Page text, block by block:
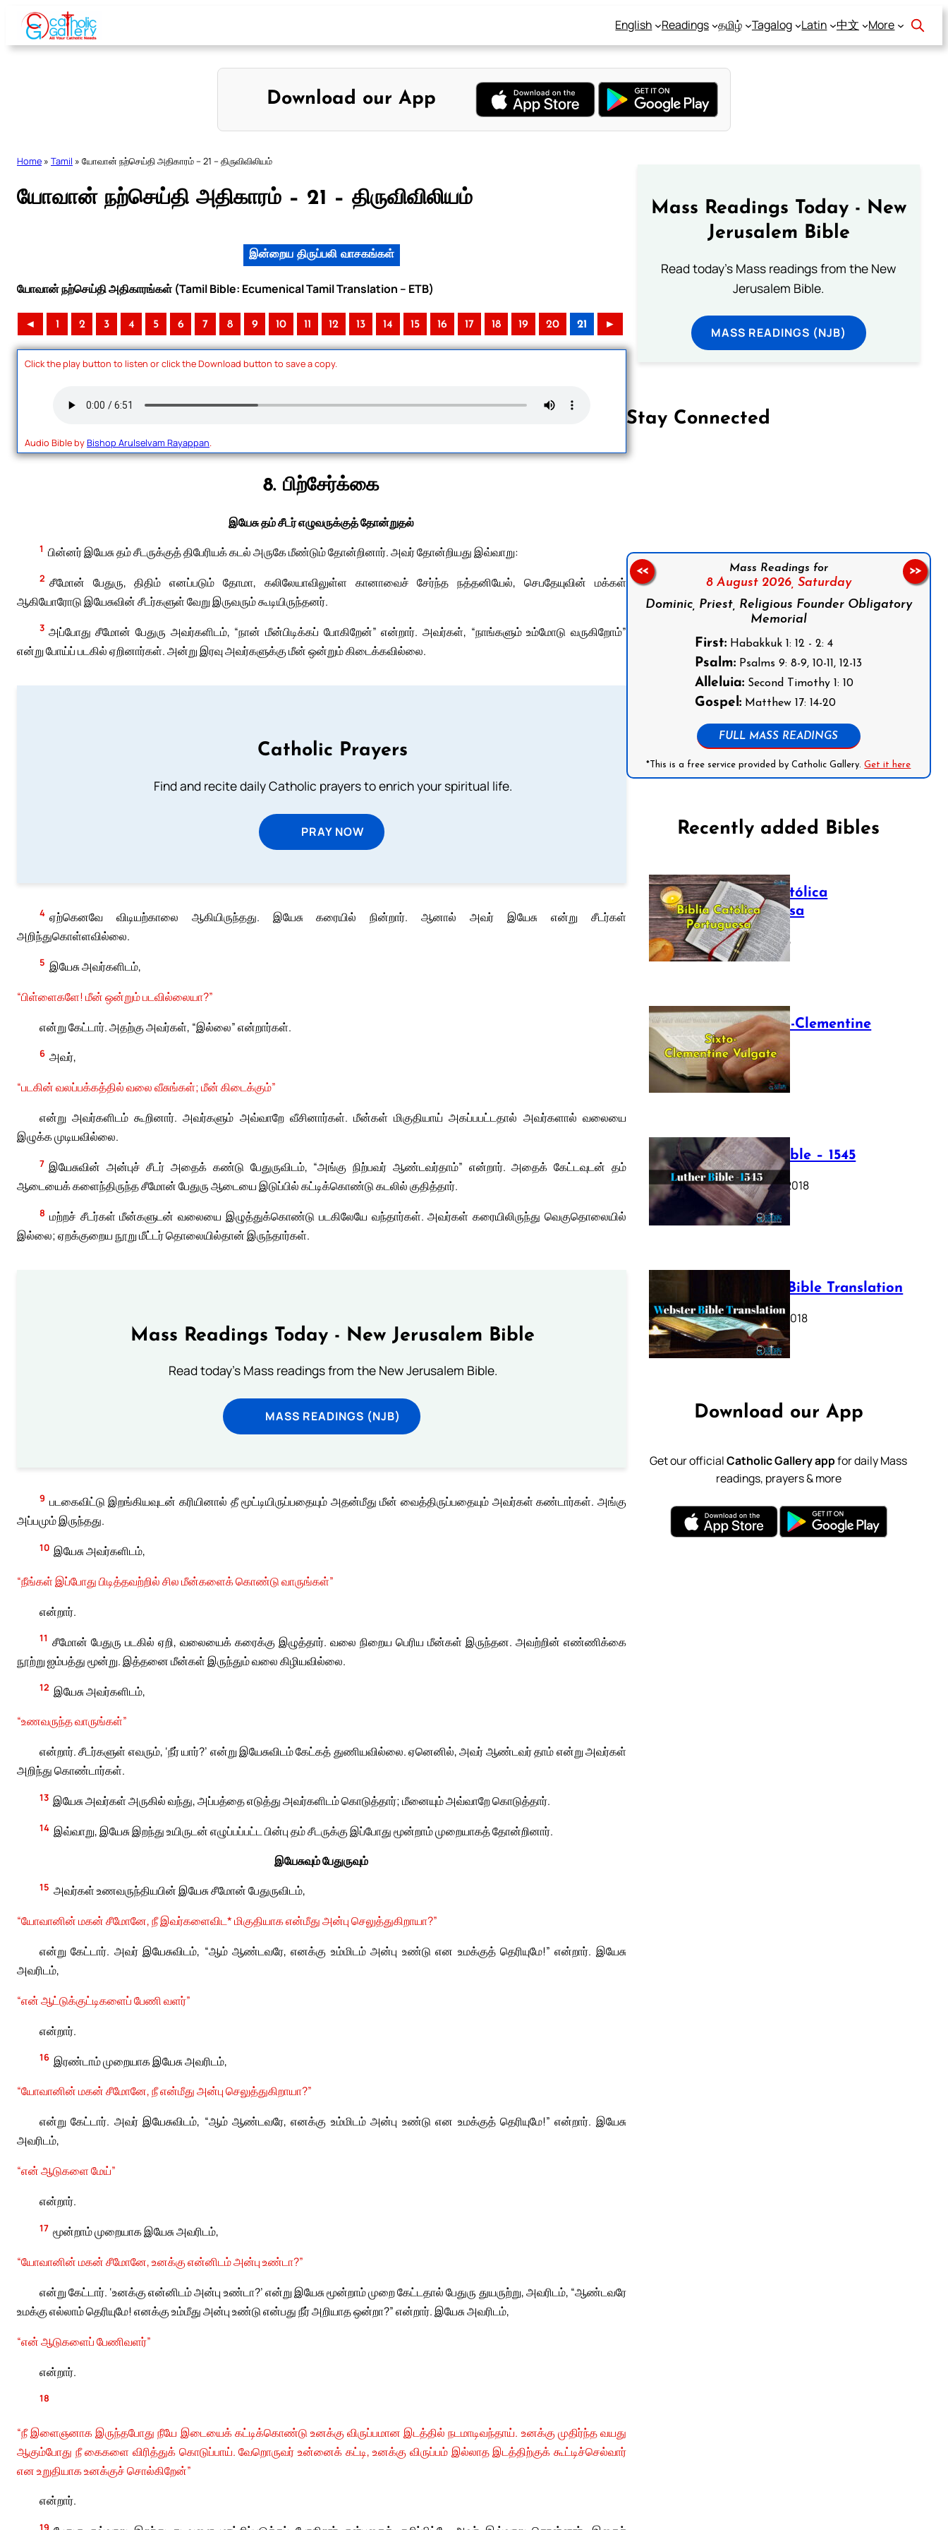
Skip
content
English Readings தமிழ் Tagalog Latin 中文 More
Download our App
Home » Tamil » யோவான் நற்செய்தி அதிகாரம் – 21 – திருவிவிலியம்
யோவான் நற்செய்தி அதிகாரம் – 21 – திருவிவிலியம்
இன்றைய திருப்பலி வாசகங்கள்
யோவான் நற்செய்தி அதிகாரங்கள் (Tamil Bible: Ecumenical Tamil Translation – ETB)
◄ 1 2 3 4 5 6 7 8 9 10 11 12 13 14 15 16 17 18 19 20 21 ►
Click the play button to listen or click the Download button to save a copy.
Audio Bible byBishop Arulselvam Rayappan.
8. பிற்சேர்க்கை
இயேசு தம் சீடர் எழுவருக்குத் தோன்றுதல்
1 பின்னர் இயேசு தம் சீடருக்குத் திபேரியக் கடல் அருகே மீண்டும் தோன்றினார். அவர் தோன்றியது இவ்வாறு:
2 சீமோன் பேதுரு, திதிம் எனப்படும் தோமா, கலிலேயாவிலுள்ள கானாவைச் சேர்ந்த நத்தனியேல், செபதேயுவின் மக்கள்
ஆகியோரோடு இயேசுவின் சீடர்களுள் வேறு இருவரும் கூடியிருந்தனர்.
3 அப்போது சீமோன் பேதுரு அவர்களிடம், “நான் மீன்பிடிக்கப் போகிறேன்” என்றார். அவர்கள், “நாங்களும் உம்மோடு வருகிறோம்”
என்று போய்ப் படகில் ஏறினார்கள். அன்று இரவு அவர்களுக்கு மீன் ஒன்றும் கிடைக்கவில்லை.
Catholic Prayers
Find and recite daily Catholic prayers to enrich your spiritual life.
PRAY NOW
4 ஏற்கெனவே விடியற்காலை ஆகியிருந்தது. இயேசு கரையில் நின்றார். ஆனால் அவர் இயேசு என்று சீடர்கள்
அறிந்துகொள்ளவில்லை.
5 இயேசு அவர்களிடம்,
“பிள்ளைகளே! மீன் ஒன்றும் படவில்லையா?”
என்று கேட்டார். அதற்கு அவர்கள், “இல்லை” என்றார்கள்.
6 அவர்,
“படகின் வலப்பக்கத்தில் வலை வீசுங்கள்; மீன் கிடைக்கும்”
என்று அவர்களிடம் கூறினார். அவர்களும் அவ்வாறே வீசினார்கள். மீன்கள் மிகுதியாய் அகப்பபட்டதால் அவர்களால் வலையை
இழுக்க முடியவில்லை.
7 இயேசுவின் அன்புச் சீடர் அதைக் கண்டு பேதுருவிடம், “அங்கு நிற்பவர் ஆண்டவர்தாம்” என்றார். அதைக் கேட்டவுடன் தம்
ஆடையைக் களைந்திருந்த சீமோன் பேதுரு ஆடையை இடுப்பில் கட்டிக்கொண்டு கடலில் குதித்தார்.
8 மற்றச் சீடர்கள் மீன்களுடன் வலையை இழுத்துக்கொண்டு படகிலேயே வந்தார்கள். அவர்கள் கரையிலிருந்து வெகுதொலையில்
இல்லை; ஏறக்குறைய நூறு மீட்டர் தொலையில்தான் இருந்தார்கள்.
Mass Readings Today - New Jerusalem Bible
Read today's Mass readings from the New Jerusalem Bible.
MASS READINGS (NJB)
9 படகைவிட்டு இறங்கியவுடன் கரியினால் தீ மூட்டியிருப்பதையும் அதன்மீது மீன் வைத்திருப்பதையும் அவர்கள் கண்டார்கள். அங்கு
அப்பமும் இருந்தது.
10 இயேசு அவர்களிடம்,
“நீங்கள் இப்போது பிடித்தவற்றில் சில மீன்களைக் கொண்டு வாருங்கள்”
என்றார்.
11 சீமோன் பேதுரு படகில் ஏறி, வலையைக் கரைக்கு இழுத்தார். வலை நிறைய பெரிய மீன்கள் இருந்தன. அவற்றின் எண்ணிக்கை
நூற்று ஐம்பத்து மூன்று. இத்தனை மீன்கள் இருந்தும் வலை கிழியவில்லை.
12 இயேசு அவர்களிடம்,
“உணவருந்த வாருங்கள்”
என்றார். சீடர்களுள் எவரும், ‘நீர் யார்?’ என்று இயேசுவிடம் கேட்கத் துணியவில்லை. ஏனெனில், அவர் ஆண்டவர் தாம் என்று அவர்கள்
அறிந்து கொண்டார்கள்.
13 இயேசு அவர்கள் அருகில் வந்து, அப்பத்தை எடுத்து அவர்களிடம் கொடுத்தார்; மீனையும் அவ்வாறே கொடுத்தார்.
14 இவ்வாறு, இயேசு இறந்து உயிருடன் எழுப்பப்பட்ட பின்பு தம் சீடருக்கு இப்போது மூன்றாம் முறையாகத் தோன்றினார்.
இயேசுவும் பேதுருவும்
15 அவர்கள் உணவருந்தியபின் இயேசு சீமோன் பேதுருவிடம்,
“யோவானின் மகன் சீமோனே, நீ இவர்களைவிட* மிகுதியாக என்மீது அன்பு செலுத்துகிறாயா?”
என்று கேட்டார். அவர் இயேசுவிடம், “ஆம் ஆண்டவரே, எனக்கு உம்மிடம் அன்பு உண்டு என உமக்குத் தெரியுமே!” என்றார். இயேசு
அவரிடம்,
“என் ஆட்டுக்குட்டிகளைப் பேணி வளர்”
என்றார்.
16 இரண்டாம் முறையாக இயேசு அவரிடம்,
“யோவானின் மகன் சீமோனே, நீ என்மீது அன்பு செலுத்துகிறாயா?”
என்று கேட்டார். அவர் இயேசுவிடம், “ஆம் ஆண்டவரே, எனக்கு உம்மிடம் அன்பு உண்டு என உமக்குத் தெரியுமே!” என்றார். இயேசு
அவரிடம்,
“என் ஆடுகளை மேய்”
என்றார்.
17 மூன்றாம் முறையாக இயேசு அவரிடம்,
“யோவானின் மகன் சீமோனே, உனக்கு என்னிடம் அன்பு உண்டா?”
என்று கேட்டார். ‘உனக்கு என்னிடம் அன்பு உண்டா?’ என்று இயேசு மூன்றாம் முறை கேட்டதால் பேதுரு துயருற்று, அவரிடம், “ஆண்டவரே
உமக்கு எல்லாம் தெரியுமே! எனக்கு உம்மீது அன்பு உண்டு என்பது நீர் அறியாத ஒன்றா?” என்றார். இயேசு அவரிடம்,
“என் ஆடுகளைப் பேணிவளர்”
என்றார்.
18
“நீ இளைஞனாக இருந்தபோது நீயே இடையைக் கட்டிக்கொண்டு உனக்கு விருப்பமான இடத்தில் நடமாடிவந்தாய். உனக்கு முதிர்ந்த வயது
ஆகும்போது நீ கைகளை விரித்துக் கொடுப்பாய். வேறொருவர் உன்னைக் கட்டி, உனக்கு விருப்பம் இல்லாத இடத்திற்குக் கூட்டிச்செல்வார்
என உறுதியாக உனக்குச் சொல்கிறேன்”
என்றார்.
19
Mass Readings Today - New
Jerusalem Bible
Read today's Mass readings from the New
Jerusalem Bible.
MASS READINGS (NJB)
Stay Connected
Mass Readings for
8 August 2026, Saturday
Dominic, Priest, Religious Founder Obligatory
Memorial
First: Habakkuk 1: 12 - 2: 4
Psalm: Psalms 9: 8-9, 10-11, 12-13
Alleluia: Second Timothy 1: 10
Gospel: Matthew 17: 14-20
FULL MASS READINGS
*This is a free service provided by Catholic Gallery.Get it here
<< >>
Recently added Bibles
Bíblia Católica
Portuguesa
July 16, 2025
The Sixto-Clementine
Vulgate
July 12, 2025
Luther Bible – 1545
October 17, 2018
Webster Bible Translation
October 11, 2018
Download our App
Get our officialCatholic Gallery appfor daily Mass
readings, prayers & more